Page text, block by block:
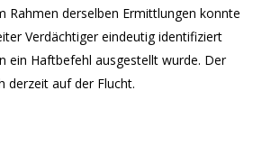
Rahmen derselben Ermittlungen konnte
Verdächtiger eindeutig identifiziert
ein Haftbefehl ausgestellt wurde. Der
derzeit auf der Flucht.